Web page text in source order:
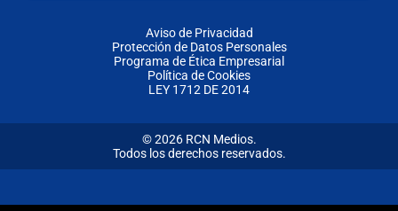
Aviso de Privacidad
Protección de Datos Personales
Programa de Ética Empresarial
Política de Cookies
LEY 1712 DE 2014
© 2026 RCN Medios.
Todos los derechos reservados.